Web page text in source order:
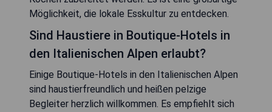
Möglichkeit, die lokale Esskultur zu entdecken.
Sind Haustiere in Boutique-Hotels in
den Italienischen Alpen erlaubt?
Einige Boutique-Hotels in den Italienischen Alpen
sind haustierfreundlich und heißen pelzige
Begleiter herzlich willkommen. Es empfiehlt sich